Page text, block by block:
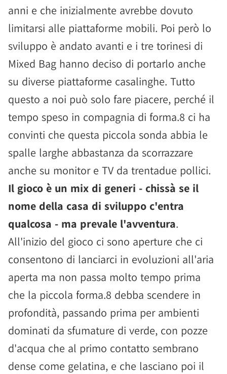
anni e che inizialmente avrebbe dovuto
limitarsi alle piattaforme mobili. Poi però lo
sviluppo è andato avanti e i tre torinesi di
Mixed Bag hanno deciso di portarlo anche
su diverse piattaforme casalinghe. Tutto
questo a noi può solo fare piacere, perché il
tempo speso in compagnia di forma.8 ci ha
convinti che questa piccola sonda abbia le
spalle larghe abbastanza da scorrazzare
anche su monitor e TV da trentadue pollici.
Il gioco è un mix di generi - chissà se il
nome della casa di sviluppo c'entra
qualcosa - ma prevale l'avventura.
All'inizio del gioco ci sono aperture che ci
consentono di lanciarci in evoluzioni all'aria
aperta ma non passa molto tempo prima
che la piccola forma.8 debba scendere in
profondità, passando prima per ambienti
dominati da sfumature di verde, con pozze
d'acqua che al primo contatto sembrano
dense come gelatina, e che lasciano poi il